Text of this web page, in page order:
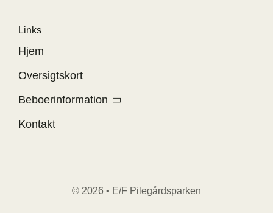
Links
Hjem
Oversigtskort
Beboerinformation
Kontakt
© 2026 • E/F Pilegårdsparken